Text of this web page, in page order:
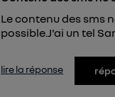
Le contenu des sms
possible.J'ai un tel
lire la réponse